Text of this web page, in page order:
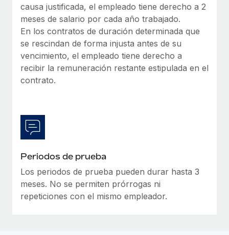
causa justificada, el empleado tiene derecho a 2
meses de salario por cada año trabajado.
En los contratos de duración determinada que
se rescindan de forma injusta antes de su
vencimiento, el empleado tiene derecho a
recibir la remuneración restante estipulada en el
contrato.
Periodos de prueba
Los periodos de prueba pueden durar hasta 3
meses. No se permiten prórrogas ni
repeticiones con el mismo empleador.